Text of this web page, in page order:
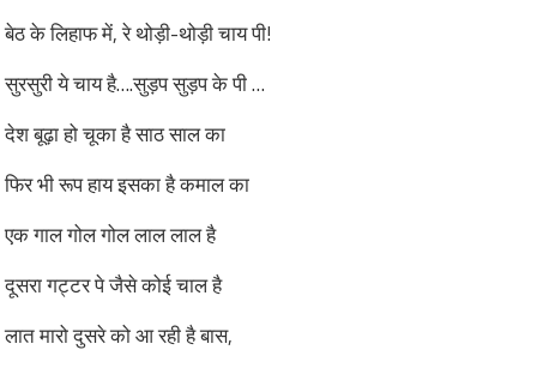
बेठ के लिहाफ में, रे थोड़ी-थोड़ी चाय पी!
सुरसुरी ये चाय है….सुड़प सुड़प के पी …
देश बूढ़ा हो चूका है साठ साल का
फिर भी रूप हाय इसका है कमाल का
एक गाल गोल गोल लाल लाल है
दूसरा गट्टर पे जैसे कोई चाल है
लात मारो दुसरे को आ रही है बास,